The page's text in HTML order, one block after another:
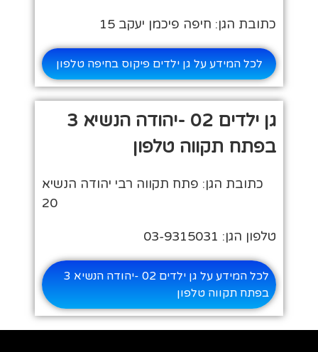
כתובת הגן: חיפה פיכמן יעקב 15
לכל המידע על גן ילדים פיקוס בחיפה טלפון
גן ילדים 02 -יהודה הנשיא 3
בפתח תקווה טלפון
כתובת הגן: פתח תקווה רבי יהודה הנשיא
20
טלפון הגן: 03-9315031
לכל המידע על גן ילדים 02 -יהודה הנשיא 3
בפתח תקווה טלפון